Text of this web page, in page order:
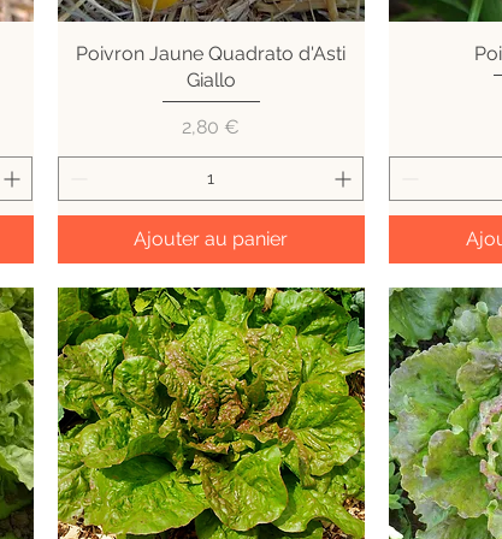
Aperçu rapide
Poivron Jaune Quadrato d'Asti
Giallo
Prix
2,80 €
Ajouter au panier